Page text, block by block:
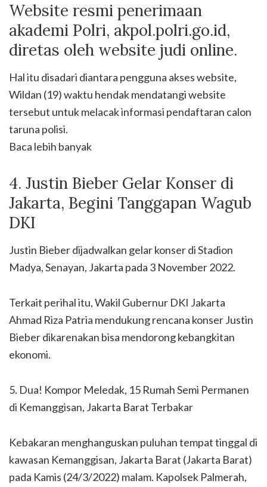
Website resmi penerimaan
akademi Polri, akpol.polri.go.id,
diretas oleh website judi online.
Hal itu disadari diantara pengguna akses website,
Wildan (19) waktu hendak mendatangi website
tersebut untuk melacak informasi pendaftaran calon
taruna polisi.
Baca lebih banyak
4. Justin Bieber Gelar Konser di
Jakarta, Begini Tanggapan Wagub
DKI
Justin Bieber dijadwalkan gelar konser di Stadion
Madya, Senayan, Jakarta pada 3 November 2022.
Terkait perihal itu, Wakil Gubernur DKI Jakarta
Ahmad Riza Patria mendukung rencana konser Justin
Bieber dikarenakan bisa mendorong kebangkitan
ekonomi.
5. Dua! Kompor Meledak, 15 Rumah Semi Permanen
di Kemanggisan, Jakarta Barat Terbakar
Kebakaran menghanguskan puluhan tempat tinggal di
kawasan Kemanggisan, Jakarta Barat (Jakarta Barat)
pada Kamis (24/3/2022) malam. Kapolsek Palmerah,